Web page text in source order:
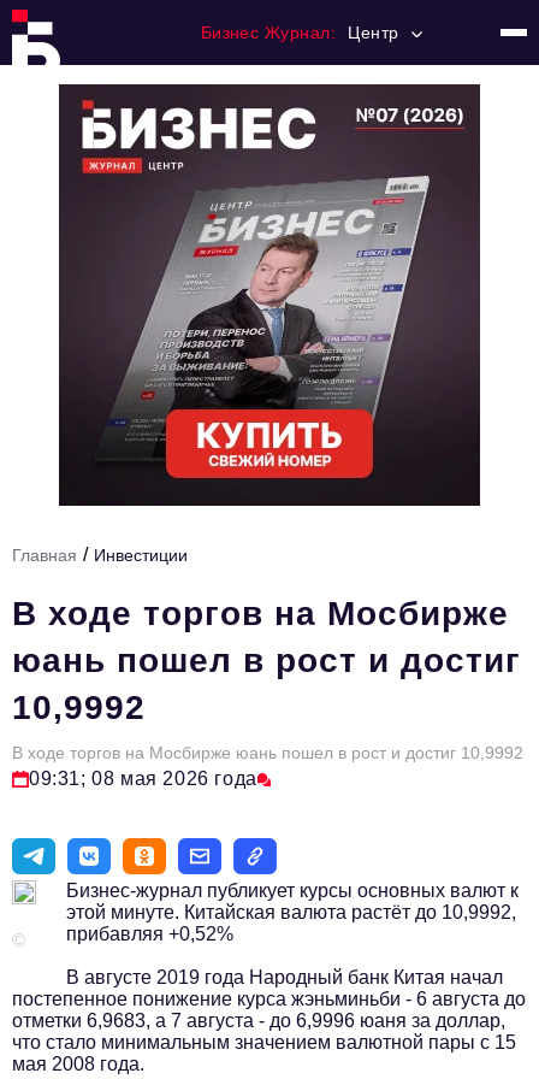
Бизнес Журнал: Центр
Регулирование
Премия "Тульский Бизнес"
История тульского предпринимательства
Тема номера
HR
Персона номера
Инфраструктура развития
Туризм
Импортозамещение
Мероприятия
Авторские материалы
Видео
Главная / Инвестиции
В ходе торгов на Мосбирже
юань пошел в рост и достиг
10,9992
В ходе торгов на Мосбирже юань пошел в рост и достиг 10,9992
09:31; 08 мая 2026 года
©
Бизнес-журнал публикует курсы основных валют к
этой минуте. Китайская валюта растёт до 10,9992,
прибавляя +0,52%
В августе 2019 года Народный банк Китая начал
постепенное понижение курса жэньминьби - 6 августа до
отметки 6,9683, а 7 августа - до 6,9996 юаня за доллар,
что стало минимальным значением валютной пары с 15
мая 2008 года.